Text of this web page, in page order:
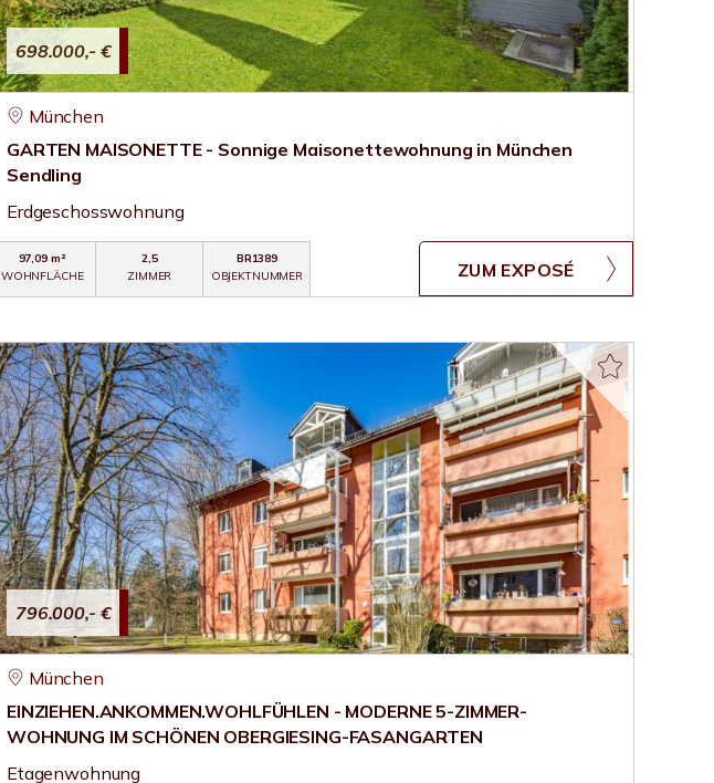
698.000,- €
München
GARTEN MAISONETTE - Sonnige Maisonettewohnung in München
Sendling
Erdgeschosswohnung
97,09 m²
WOHNFLÄCHE
2,5
ZIMMER
BR1389
OBJEKTNUMMER
ZUM EXPOSÉ
796.000,- €
München
EINZIEHEN.ANKOMMEN.WOHLFÜHLEN - MODERNE 5-ZIMMER-
WOHNUNG IM SCHÖNEN OBERGIESING-FASANGARTEN
Etagenwohnung